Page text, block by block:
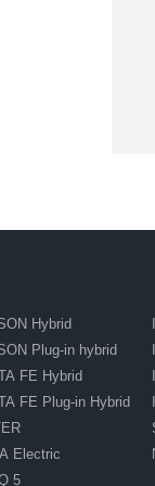
Hybrid
Plug-in hybrid
FE Hybrid
FE Plug-in Hybrid
Electric
5